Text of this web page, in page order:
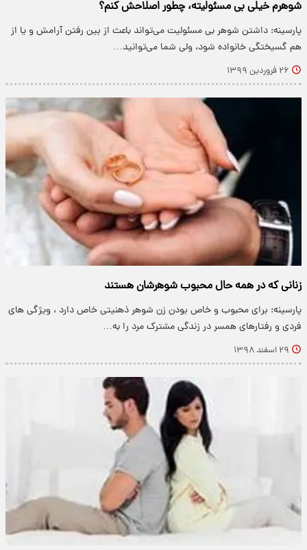
شوهرم خیلی بی مسئولیته، چطور اصلاحش کنم؟
پارسینه: داشتن شوهر بی مسئولیت می‌تواند باعث از بین رفتن آرامش و یا از
هم گسیختگی خانواده شود، ولی شما می‌توانید…
۲۶ فروردین ۱۳۹۹
زنانی که در همه حال محبوب شوهرشان هستند
پارسینه: برای محبوب و خاص بودن زن شوهر ذهنیتی خاص دارد ، ویژگی های
فردی و رفتارهای همسر در زندگی مشترک مرد را به…
۲۹ اسفند ۱۳۹۸